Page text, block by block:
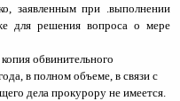
заявленным при .выполнении
для решения вопроса о мере
обвинительного
в полном объеме, в связи с
дела прокурору не имеется.